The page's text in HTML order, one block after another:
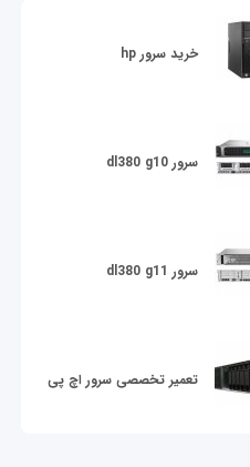
خرید سرور hp
سرور dl380 g10
سرور dl380 g11
تعمیر تخصصی سرور اچ پی